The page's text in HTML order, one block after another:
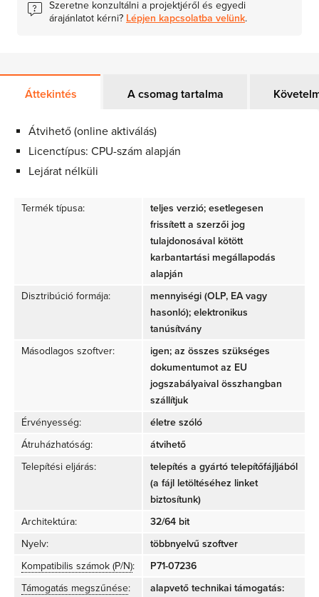
Szeretne konzultálni a projektjéről és egyedi
árajánlatot kérni? Lépjen kapcsolatba velünk.
Áttekintés A csomag tartalma
Átvihető (online aktiválás)
Licenctípus: CPU-szám alapján
Lejárat nélküli
Termék típusa:
teljes verzió; esetlegesen
frissített a szerzői jog
tulajdonosával kötött
karbantartási megállapodás
alapján
Disztribúció formája:
mennyiségi (OLP, EA vagy
hasonló); elektronikus
tanúsítvány
Másodlagos szoftver:
igen; az összes szükséges
dokumentumot az EU
jogszabályaival összhangban
szállítjuk
Érvényesség:
életre szóló
Átruházhatóság:
átvihető
Telepítési eljárás:
telepítés a gyártó telepítőfájljából
(a fájl letöltéséhez linket
biztosítunk)
Architektúra:
32/64 bit
Nyelv:
többnyelvű szoftver
Kompatibilis számok (P/N):
P71-07236
Támogatás megszűnése:
alapvető technikai támogatás: